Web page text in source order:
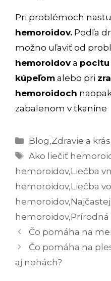
Pri problémoch
hemoroidov. Podľa
možno uľaviť od
hemoroidova
kúpeľom alebo pri
hemoroidoch
zabalenom v tkanine
Kategórie
Blog,Zdravie a
Značky
Ako liečiť
hemoroidov,Liečba
hemoroidov,Liečba
hemoroidov,
hemoroidov,Prírodná
Navigácia
článkami
Čo pomáha na
Čo pomáha na
aj nohách?